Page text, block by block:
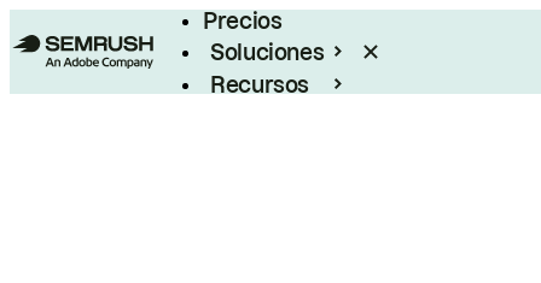
Precios
Soluciones
Recursos